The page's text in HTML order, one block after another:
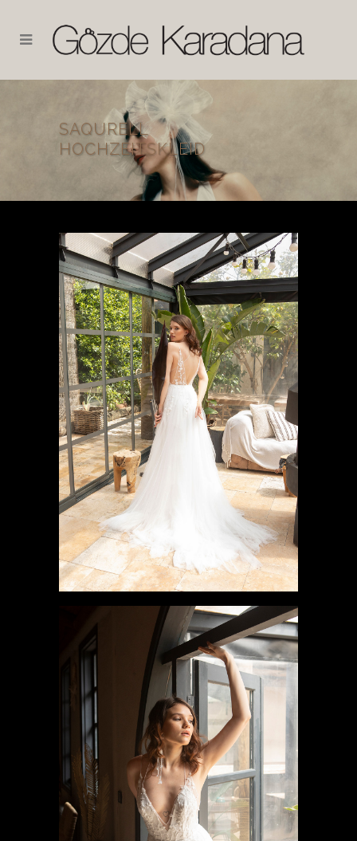
SAQURELL
HOCHZEITSKLEID